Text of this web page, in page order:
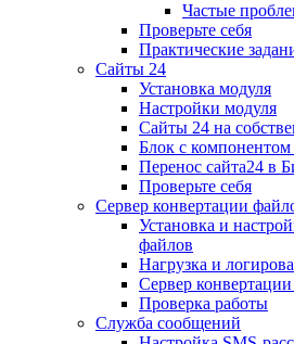
Частые
Проверьте себя
Практические
Сайты 24
Установка модуля
Настройки модуля
Сайты 24 на
Блок с компонентом
Перенос сайта24 в
Проверьте себя
Сервер конвертации
Установка и
файлов
Нагрузка и
Сервер
Проверка работы
Служба сообщений